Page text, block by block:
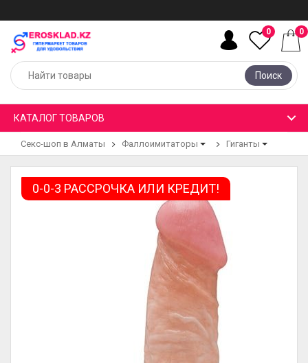
Поиск
0 0
КАТАЛОГ ТОВАРОВ
Секс-шоп в Алматы Фаллоимитаторы Гиганты
0-0-3 РАССРОЧКА ИЛИ КРЕДИТ!